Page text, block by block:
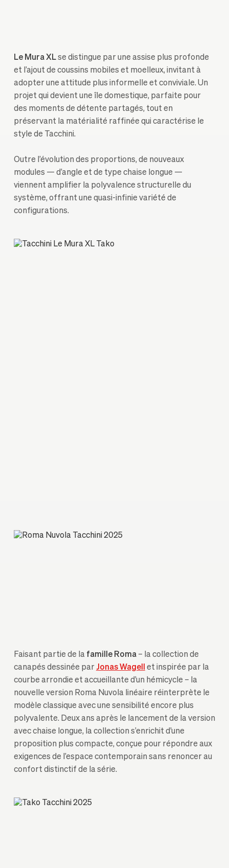
Le Mura XLse distingue par une assise plus profonde
et l’ajout de coussins mobiles et moelleux, invitant à
adopter une attitude plus informelle et conviviale. Un
projet qui devient une île domestique, parfaite pour
des moments de détente partagés, tout en
préservant la matérialité raffinée qui caractérise le
style de Tacchini.
Outre l’évolution des proportions, de nouveaux
modules — d’angle et de type chaise longue —
viennent amplifier la polyvalence structurelle du
système, offrant une quasi-infinie variété de
configurations.
Faisant partie de la famille Roma– la collection de
canapés dessinée par Jonas Wagell
et inspirée par la
courbe arrondie et accueillante d’un hémicycle – la
nouvelle version Roma Nuvola linéaire réinterprète le
modèle classique avec une sensibilité encore plus
polyvalente. Deux ans après le lancement de la version
avec chaise longue, la collection s’enrichit d’une
proposition plus compacte, conçue pour répondre aux
exigences de l’espace contemporain sans renoncer au
confort distinctif de la série.